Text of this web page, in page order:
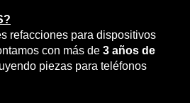
refacciones para dispositivos
con más de 3 años de
piezas para teléfonos